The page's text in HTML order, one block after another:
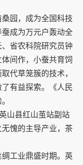
园，成为全国科技
成为万元户轰动全
省农科院研究员钟
间作，小蚕共育饲
代草笼簇的技术，
有益探索。《人民
山县红山茧站副站
愧的主导产业，茶
工业鼎盛时期。英